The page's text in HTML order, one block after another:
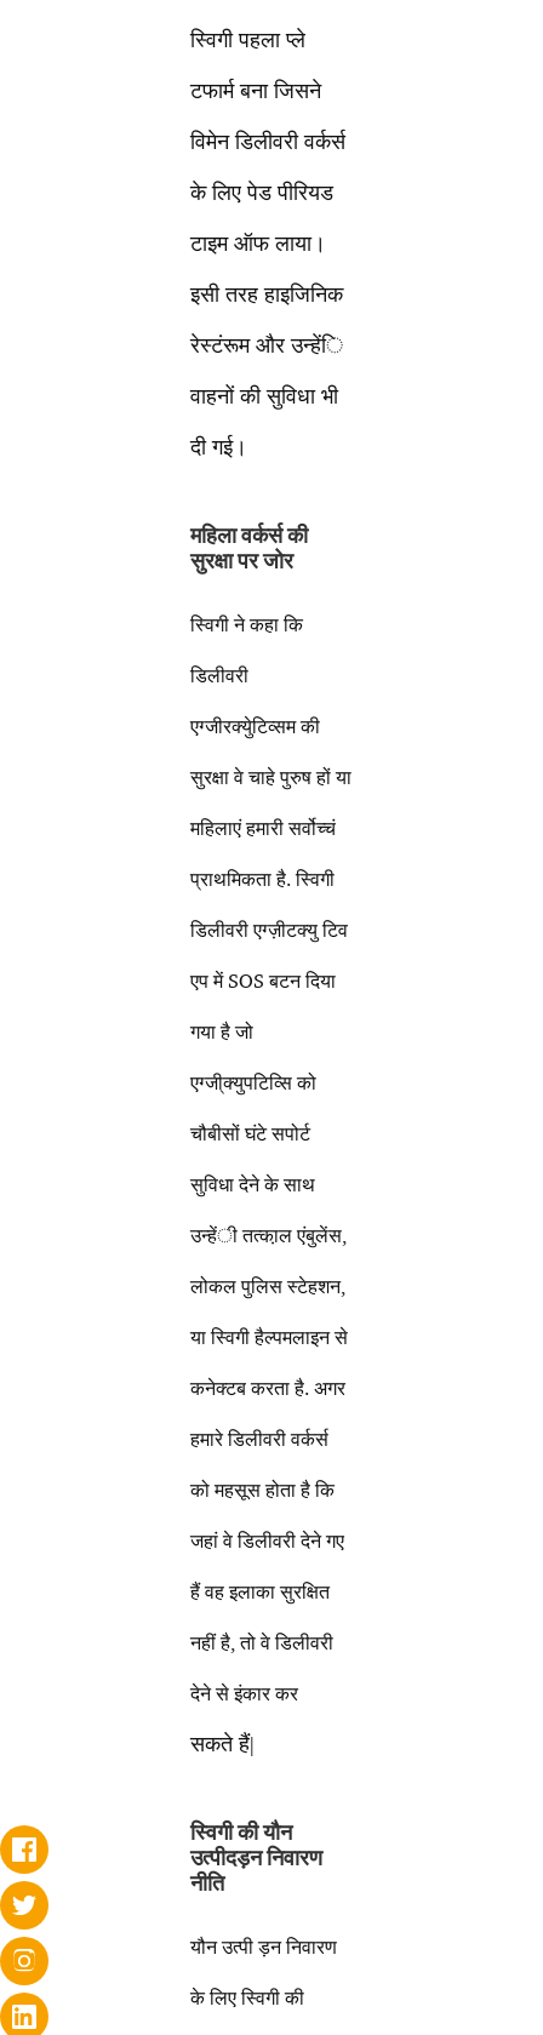
स्विगी पहला प्ले
टफार्म बना जिसने
विमेन डिलीवरी वर्कर्स
के लिए पेड पीरियड
टाइम ऑफ लाया।
इसी तरह हाइजिनिक
रेस्टंरूम और उन्हेंि
वाहनों की सुविधा भी
दी गई।
महिला वर्कर्स की
सुरक्षा पर जोर
स्विगी ने कहा कि
डिलीवरी
एग्जीरक्युेटिव्सम की
सुरक्षा वे चाहे पुरुष हों या
महिलाएं हमारी सर्वोच्चं
प्राथमिकता है. स्विगी
डिलीवरी एग्ज़ीटक्यु टिव
एप में SOS बटन दिया
गया है जो
एग्जी्क्युपटिव्सि को
चौबीसों घंटे सपोर्ट
सुविधा देने के साथ
उन्हेंी तत्का़ल एंबुलेंस,
लोकल पुलिस स्टेहशन,
या स्विगी हैल्पमलाइन से
कनेक्टब करता है. अगर
हमारे डिलीवरी वर्कर्स
को महसूस होता है कि
जहां वे डिलीवरी देने गए
हैं वह इलाका सुरक्षित
नहीं है, तो वे डिलीवरी
देने से इंकार कर
सकते हैं|
स्विगी की यौन
उत्पीदड़न निवारण
नीति
यौन उत्पी ड़न निवारण
के लिए स्विगी की